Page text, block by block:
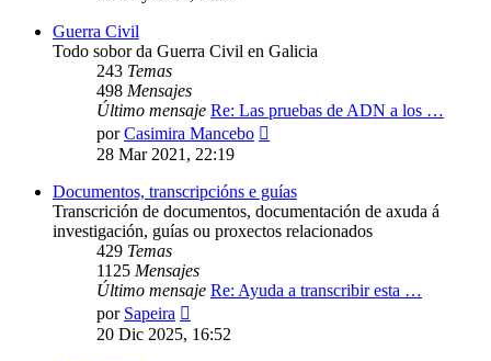
Guerra Civil
Todo sobor da Guerra Civil en Galicia
243 Temas
498 Mensajes
Último mensaje Re: Las pruebas de ADN a los …
porCasimira Mancebo
28 Mar 2021, 22:19
Documentos, transcripcións e guías
Transcrición de documentos, documentación de axuda á
investigación, guías ou proxectos relacionados
429 Temas
1125 Mensajes
Último mensaje Re: Ayuda a transcribir esta …
por Sapeira
último
20 Dic 2025, 16:52